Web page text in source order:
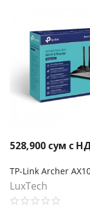
528,900 сум с
LuxTech